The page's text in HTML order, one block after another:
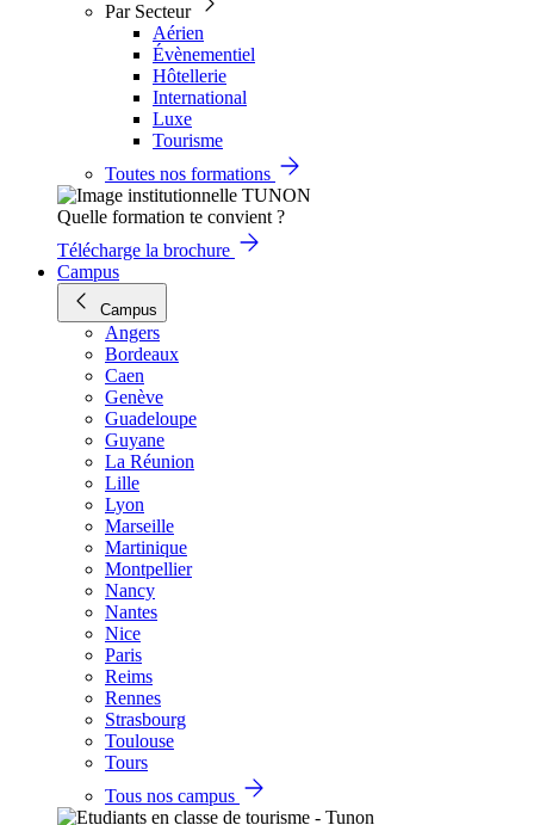
Par Secteur
Aérien
Évènementiel
Hôtellerie
International
Luxe
Tourisme
Toutes nos formations
Quelle formation te convient ?
Télécharge la brochure
Campus
Campus
Angers
Bordeaux
Caen
Genève
Guadeloupe
Guyane
La Réunion
Lille
Lyon
Marseille
Martinique
Montpellier
Nancy
Nantes
Nice
Paris
Reims
Rennes
Strasbourg
Toulouse
Tours
Tous nos campus